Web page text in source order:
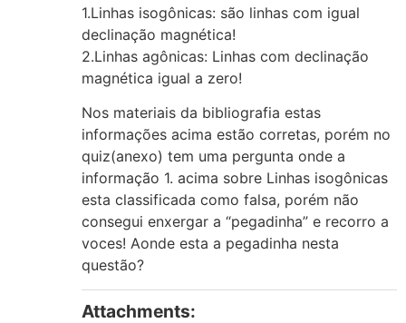
1.Linhas isogônicas: são linhas com igual
declinação magnética!
2.Linhas agônicas: Linhas com declinação
magnética igual a zero!
Nos materiais da bibliografia estas
informações acima estão corretas, porém no
quiz(anexo) tem uma pergunta onde a
informação 1. acima sobre Linhas isogônicas
esta classificada como falsa, porém não
consegui enxergar a “pegadinha” e recorro a
voces! Aonde esta a pegadinha nesta
questão?
Attachments: